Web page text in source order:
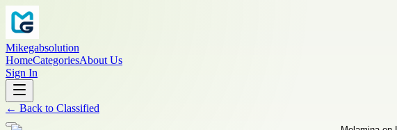
Mikegabsolution
HomeCategoriesAbout Us
Sign In
← Back to Classified